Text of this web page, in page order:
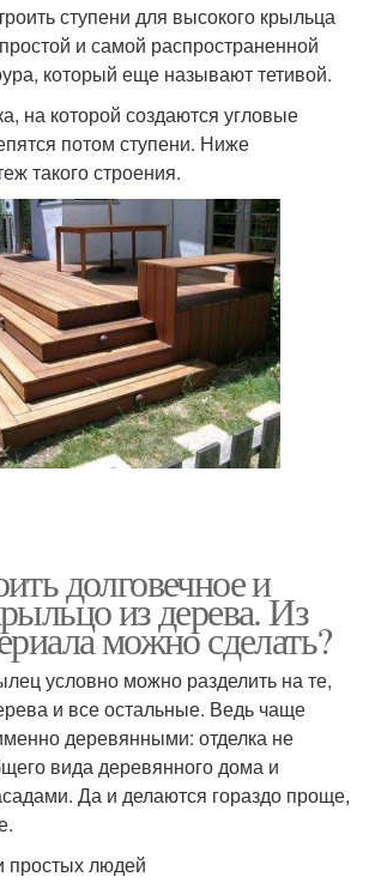
ступени для высокого крыльца
и самой распространенной
который еще называют тетивой.
на которой создаются угловые
потом ступени. Ниже
такого строения.
долговечное и
из дерева. Из
можно сделать?
условно можно разделить на те,
и все остальные. Ведь чаще
деревянными: отделка не
вида деревянного дома и
Да и делаются гораздо проще,
простых людей